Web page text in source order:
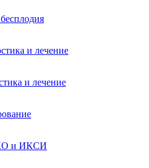
и лечение
и лечение
и ИКСИ